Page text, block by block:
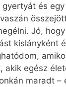
és
Jó,
kislányként
akik egész
maradt –